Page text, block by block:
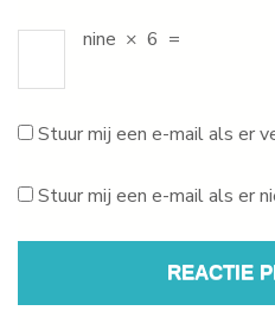
nine × 6 =
Stuur mij een e-mail als er
Stuur mij een e-mail als er